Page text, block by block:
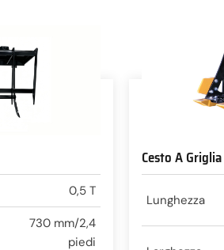
0,5 T
730 mm/2,4
piedi
Cesto A Griglia
Lunghezza